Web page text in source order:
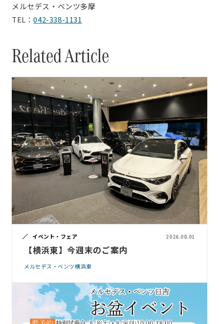
メルセデス・ベンツ多摩
TEL：042-338-1131
Related Article
イベント・フェア 2026.08.01
【横浜東】今週末のご案内
メルセデス・ベンツ横浜東